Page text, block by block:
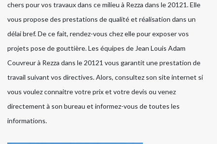
chers pour vos travaux dans ce milieu à Rezza dans le 20121. Elle
vous propose des prestations de qualité et réalisation dans un
délai bref. De ce fait, rendez-vous chez elle pour exposer vos
projets pose de gouttière. Les équipes de Jean Louis Adam
Couvreur à Rezza dans le 20121 vous garantit une prestation de
travail suivant vos directives. Alors, consultez son site internet si
vous voulez connaitre votre prix et votre devis ou venez
directement à son bureau et informez-vous de toutes les
informations.